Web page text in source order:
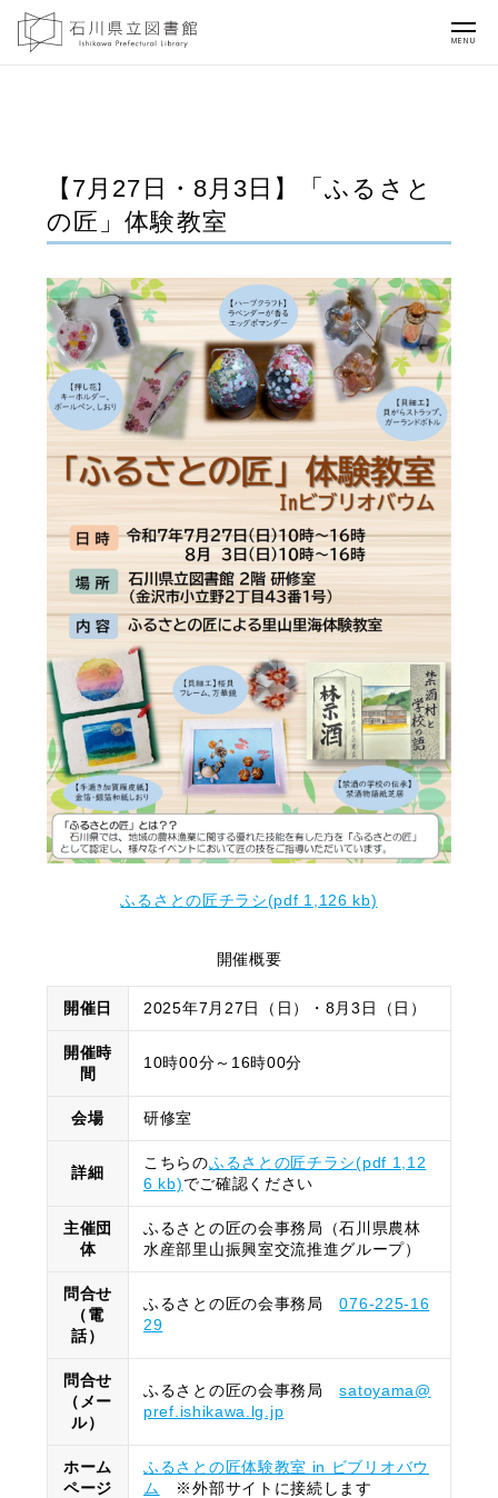
MENU
【7月27日・8月3日】「ふるさと
の匠」体験教室
ふるさとの匠チラシ(pdf 1,126 kb)
開催概要
開催日 2025年7月27日（日）・8月3日（日）
開催時
間
10時00分～16時00分
会場 研修室
詳細
こちらのふるさとの匠チラシ(pdf 1,12
6 kb)でご確認ください
主催団
体
ふるさとの匠の会事務局（石川県農林
水産部里山振興室交流推進グループ）
問合せ
（電
話）
ふるさとの匠の会事務局076-225-16
29
問合せ
（メー
ル）
ふるさとの匠の会事務局satoyama@
pref.ishikawa.lg.jp
ホーム
ページ
ふるさとの匠体験教室 in ビブリオバウ
ム
※外部サイトに接続します